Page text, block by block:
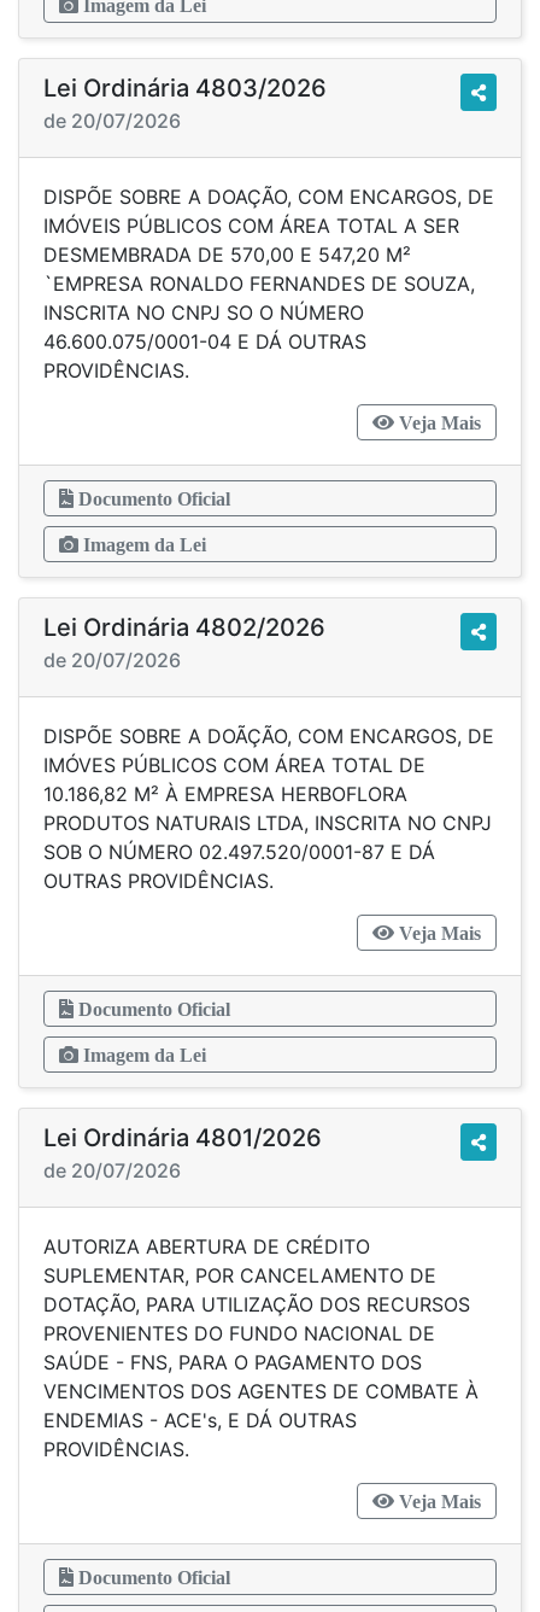
Imagem da Lei
Lei Ordinária 4803/2026
de 20/07/2026
DISPÕE SOBRE A DOAÇÃO, COM ENCARGOS, DE
IMÓVEIS PÚBLICOS COM ÁREA TOTAL A SER
DESMEMBRADA DE 570,00 E 547,20 M²
`EMPRESA RONALDO FERNANDES DE SOUZA,
INSCRITA NO CNPJ SO O NÚMERO
46.600.075/0001-04 E DÁ OUTRAS
PROVIDÊNCIAS.
Veja Mais
Documento Oficial
Imagem da Lei
Lei Ordinária 4802/2026
de 20/07/2026
DISPÕE SOBRE A DOÃÇÃO, COM ENCARGOS, DE
IMÓVES PÚBLICOS COM ÁREA TOTAL DE
10.186,82 M² À EMPRESA HERBOFLORA
PRODUTOS NATURAIS LTDA, INSCRITA NO CNPJ
SOB O NÚMERO 02.497.520/0001-87 E DÁ
OUTRAS PROVIDÊNCIAS.
Veja Mais
Documento Oficial
Imagem da Lei
Lei Ordinária 4801/2026
de 20/07/2026
AUTORIZA ABERTURA DE CRÉDITO
SUPLEMENTAR, POR CANCELAMENTO DE
DOTAÇÃO, PARA UTILIZAÇÃO DOS RECURSOS
PROVENIENTES DO FUNDO NACIONAL DE
SAÚDE - FNS, PARA O PAGAMENTO DOS
VENCIMENTOS DOS AGENTES DE COMBATE À
ENDEMIAS - ACE's, E DÁ OUTRAS
PROVIDÊNCIAS.
Veja Mais
Documento Oficial